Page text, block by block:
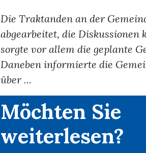
Die Traktanden an der
abgearbeitet, die Diskussionen
sorgte vor allem die geplante
Daneben informierte die
über ...
Möchten Sie
weiterlesen?